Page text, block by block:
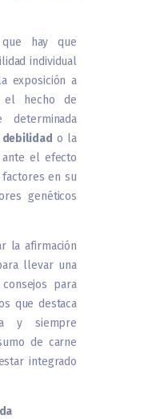
hay que
individual
exposición a
el hecho de
determinada
debilidad o la
ante el efecto
en su
genéticos
la afirmación
llevar una
para
que destaca
y siempre
de carne
integrado